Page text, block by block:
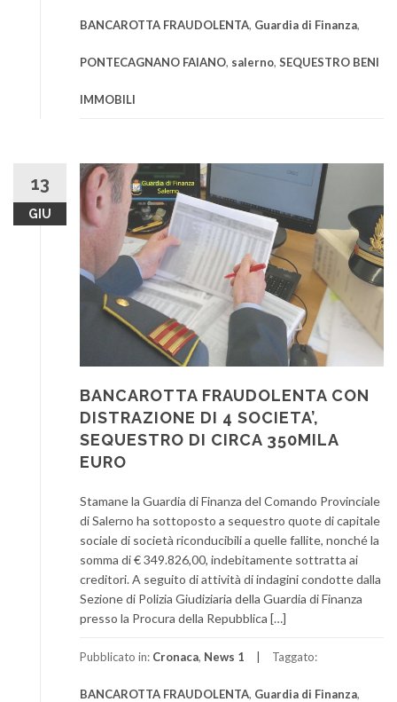
BANCAROTTA FRAUDOLENTA, Guardia di Finanza,
PONTECAGNANO FAIANO, salerno, SEQUESTRO BENI
IMMOBILI
13
GIU
BANCAROTTA FRAUDOLENTA CON
DISTRAZIONE DI 4 SOCIETA’,
SEQUESTRO DI CIRCA 350MILA
EURO
Stamane la Guardia di Finanza del Comando Provinciale
di Salerno ha sottoposto a sequestro quote di capitale
sociale di società riconducibili a quelle fallite, nonché la
somma di € 349.826,00, indebitamente sottratta ai
creditori. A seguito di attività di indagini condotte dalla
Sezione di Polizia Giudiziaria della Guardia di Finanza
presso la Procura della Repubblica […]
Pubblicato in: Cronaca, News 1 Taggato:
BANCAROTTA FRAUDOLENTA, Guardia di Finanza,